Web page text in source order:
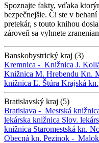
Spoznajte fakty, vďaka
bezpečnejšie. Či ste v
pretekár, s touto knihou
zároveň sa vyhnete
Banskobystrický kraj (3)
Kremnica - Knižnica J.
Knižnica M. Hrebendu Kn.
knižnica Ľ. Štúra Krajská kn.
Bratislavský kraj (5)
Bratislava - Mestská
lekárska knižnica Slov.
knižnica Staromestská kn.
Obecná kn. Pezinok -